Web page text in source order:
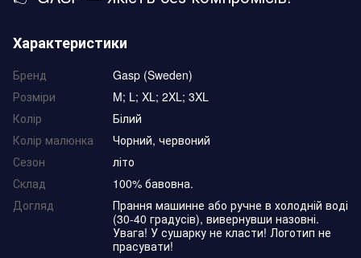
Характеристики
Бренд
Gasp (Sweden)
Розміри
M; L; XL; 2XL; 3XL
Колір
Білий
Колір малюнка
Чорний, червоний
Сезон
літо
Склад
100% бавовна.
Догляд
Прання машинне або ручне в холодній воді
(30-40 градусів), вивернувши назовні.
Увага! У сушарку не класти! Логотип не
прасувати!